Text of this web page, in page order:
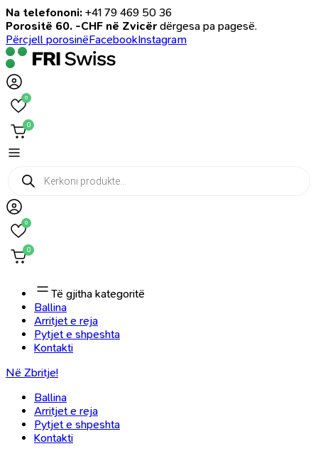
Na telefononi: +41 79 469 50 36
Porositë 60. -CHF në Zvicër dërgesa pa pagesë.
Përcjell porosinëFacebookInstagram
0
0
Products
search
0
0
Të gjitha kategoritë
Ballina
Arritjet e reja
Pytjet e shpeshta
Kontakti
Në Zbritje!
Ballina
Arritjet e reja
Pytjet e shpeshta
Kontakti